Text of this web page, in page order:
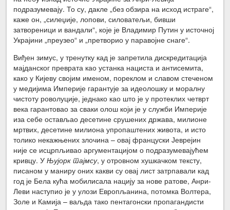
подразумевају. То су, дакле „без обзира на исход истраге“,
каже он, „силеџије, лопови, силоватељи, бивши
затвореници и вандали“, које је Владимир Путин у источној
Украјини „преузео“ и „претворио у паравојне снаге“.
Виђен зимус, у тренутку кад је запретила дискредитација
мајданског преврата као устанка нациста и антисемита,
како у Кијеву својим именом, пореклом и славом стеченом
у медијима Империје гарантује за идеолошку и моралну
чистоту роволуције, једнако као што је у протеклих четврт
века гарантовао за сваки олош који је у служби Империје
иза себе остављао десетине срушених држава, милионе
мртвих, десетине милиона упропаштених живота, и исто
толико некажњених злочина – овај француски Јеврејин
није се исцрпљивао аргументацијом о подразумевајућем
кривцу. УЊујорк тајмсу, у отровном хушкачком тексту,
писаном у маниру оних какви су овај лист затрпавали кад
год је Бела кућа мобилисала нацију за нове ратове, Анри-
Леви наступио је у улози Европљанина, потомка Волтера,
Золе и Камија – ваљда тако пентагонски пропагандисти